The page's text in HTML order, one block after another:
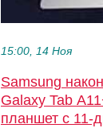
15:00, 14 Ноя
Samsung
Galaxy Tab
планшет с